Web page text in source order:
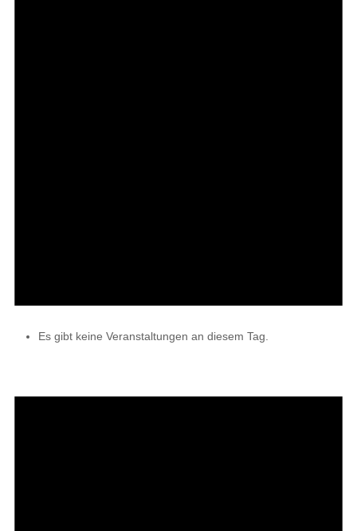
Es gibt keine Veranstaltungen an diesem Tag.